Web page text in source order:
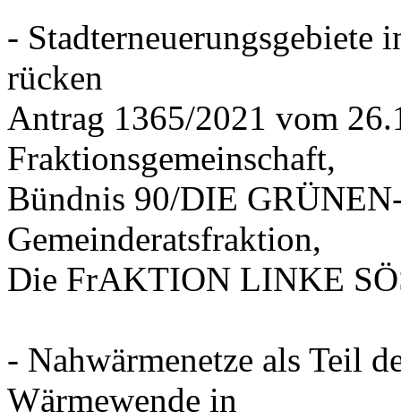
- Stadterneuerungsgebiete
rücken
Antrag 1365/2021 vom
Fraktionsgemeinschaft,
Bündnis 90/DIE
Gemeinderatsfraktion,
Die FrAKTION LINKE
- Nahwärmenetze als Teil
Wärmewende in